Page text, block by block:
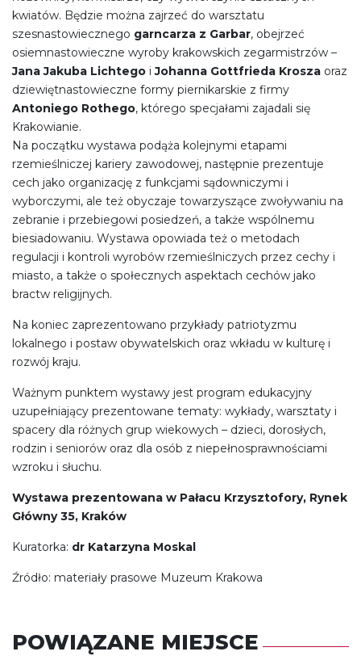
kwiatów. Będzie można zajrzeć do warsztatu
szesnastowiecznego garncarza z Garbar, obejrzeć
osiemnastowieczne wyroby krakowskich zegarmistrzów –
Jana Jakuba Lichtego iJohanna Gottfrieda Krosza oraz
dziewiętnastowieczne formy piernikarskie z firmy
Antoniego Rothego, którego specjałami zajadali się
Krakowianie.
Na początku wystawa podąża kolejnymi etapami
rzemieślniczej kariery zawodowej, następnie prezentuje
cech jako organizację z funkcjami sądowniczymi i
wyborczymi, ale też obyczaje towarzyszące zwoływaniu na
zebranie i przebiegowi posiedzeń, a także wspólnemu
biesiadowaniu. Wystawa opowiada też o metodach
regulacji i kontroli wyrobów rzemieślniczych przez cechy i
miasto, a także o społecznych aspektach cechów jako
bractw religijnych.
Na koniec zaprezentowano przykłady patriotyzmu
lokalnego i postaw obywatelskich oraz wkładu w kulturę i
rozwój kraju.
Ważnym punktem wystawy jest program edukacyjny
uzupełniający prezentowane tematy: wykłady, warsztaty i
spacery dla różnych grup wiekowych – dzieci, dorosłych,
rodzin i seniorów oraz dla osób z niepełnosprawnościami
wzroku i słuchu.
Wystawa prezentowana w Pałacu Krzysztofory, Rynek
Główny 35, Kraków
Kuratorka: dr Katarzyna Moskal
Źródło: materiały prasowe Muzeum Krakowa
POWIĄZANE MIEJSCE